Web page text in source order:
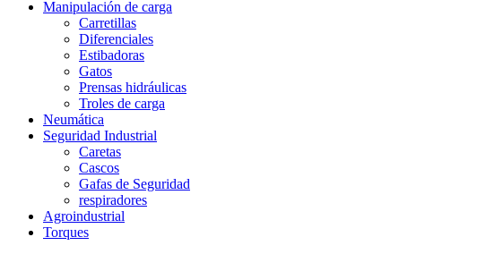
Manipulación de carga
Carretillas
Diferenciales
Estibadoras
Gatos
Prensas hidráulicas
Troles de carga
Neumática
Seguridad Industrial
Caretas
Cascos
Gafas de Seguridad
respiradores
Agroindustrial
Torques